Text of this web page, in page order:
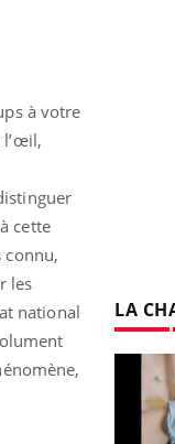
à votre
l’œil,
cette
connu,
les
national
LA